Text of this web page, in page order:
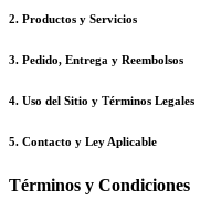
2. Productos y Servicios
3. Pedido, Entrega y Reembolsos
4. Uso del Sitio y Términos Legales
5. Contacto y Ley Aplicable
Términos y Condiciones